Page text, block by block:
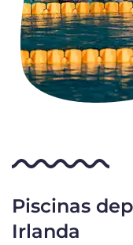
Piscinas
Irlanda